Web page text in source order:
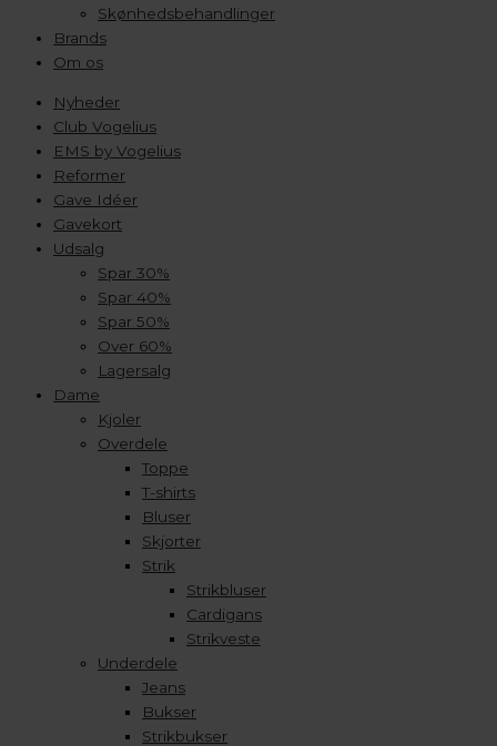
Skønhedsbehandlinger
Brands
Om os
Nyheder
Club Vogelius
EMS by Vogelius
Reformer
Gave Idéer
Gavekort
Udsalg
Spar 30%
Spar 40%
Spar 50%
Over 60%
Lagersalg
Dame
Kjoler
Overdele
Toppe
T-shirts
Bluser
Skjorter
Strik
Strikbluser
Cardigans
Strikveste
Underdele
Jeans
Bukser
Strikbukser